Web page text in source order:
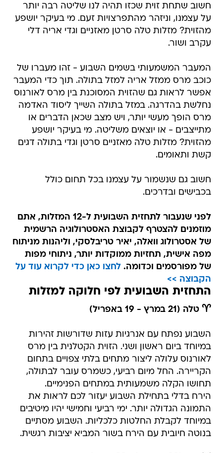
חשוב שתחת זוית שכזו תהיה לנו שליטה רבה יותר
על עצמנו, וניזהר מהתפרצויות זעם. מי בעיקר יושפע
מהזוית? מזלות טלה סרטן מאזניים וגדי אריה דלי
עקרב ושור.
המעבר המשמעותי בשמים השבוע - זהו מעברו של
כוכב מרס ממזל אריה למזל בתולה. תוך כדי המעבר
אפשר לראות גם שהזוית המסוכנת בין מרס לאורנוס
נחלשת בהדרגה. במזל בתולה השייך ליסוד האדמה
מרס הופך מעשי יותר, ויש מצב שכאן הדברים או
מתייצבים - או יוצאים משליטה. מי בעיקר יושפע
מהזוית? מזלות טלה מאזניים סרטן וגדי בתולה דגים
קשת ותאומים.
חשוב גם שנשמור על עצמנו בכל תחום כולל
בכבישים ובדרכים.
לפני שנעבור לתחזית השבועית ל-12 המזלות, אתם
מוזמנים להצטרף לקבוצת האסטרולוגיה הרשמית
של אסטרולוג וואלה, יאיר טריבלסקי, וליהנות מניתוח
מפה אישית, תחזיות ממוקדות יותר, ניתוחי מפות
של מפורסמים וכדומה.לחצו כאן כדי לקרוא עוד על
הקבוצה >>
התחזית השבועית לפי חלוקה למזלות
♈ טלה (21 במרץ - 19 באפריל)
השבוע נפתח עם אנרגיות עזות שדורשות זהירות
במיוחד ביום ראשון ושני. הזוית הקטלנית בין מרס
לאורנוס עלולה ליצור מתחים בלתי צפויים בתחום
הקריירה. החל מיום רביעי, כשמרס עובר לבתולה,
תחושו הקלה משמעותית במתחים הפנימיים.
הירח בדלי בתחילת השבוע יעזור לכם לראות את
התמונה הגדולה יותר. ימי רביעי וחמישי יהיו מיטיבים
במיוחד לקבלת החלטות כלכליות. השבוע מסתיים
בנוטה חיובית עם הירח בשור המביא יציבות רגשית.